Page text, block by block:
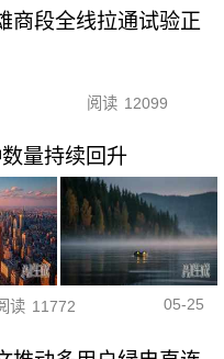
商段全线拉通试验正
阅读 12099
量持续回升
读 11772 05-25